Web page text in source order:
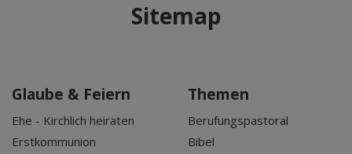
Sitemap
Glaube & Feiern
Ehe - Kirchlich heiraten
Erstkommunion
Themen
Berufungspastoral
Bibel